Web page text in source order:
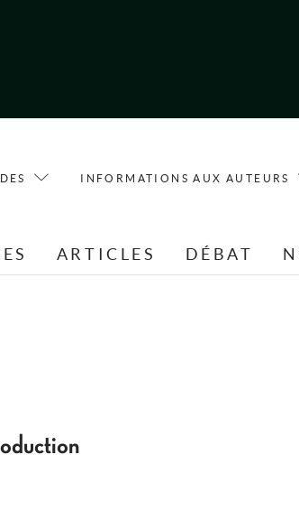
INFORMATIONS AUX AUTEURS
ARTICLES DÉBAT